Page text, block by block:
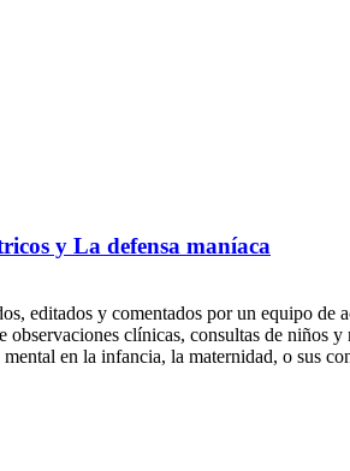
y La defensa maníaca
editados y comentados por un equipo de
clínicas, consultas de niños
en la infancia, la maternidad, o sus